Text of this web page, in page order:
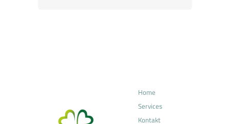
Home
Services
Kontakt